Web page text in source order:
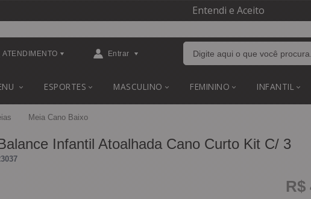
Entendi e Aceito
ATENDIMENTO
3622-0041
3622-0041
Entrar
ESPORTES MASCULINO FEMININO INFANTIL
Meia Cano Baixo
Infantil Atoalhada Cano Curto Kit C/ 3
R$